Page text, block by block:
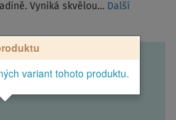
Vyniká skvělou… Další
variant tohoto produktu.